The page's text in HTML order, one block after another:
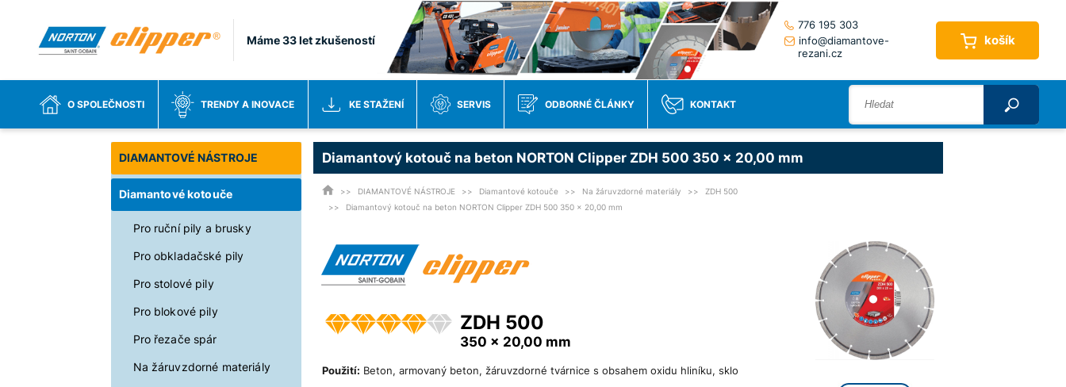
Máme 33 let zkušeností
776 195 303
info@diamantove-
rezani.cz
košík
O SPOLEČNOSTI TRENDY A INOVACE KE STAŽENÍ SERVIS ODBORNÉ ČLÁNKY KONTAKT
DIAMANTOVÉ NÁSTROJE
Diamantové kotouče
Pro ruční pily a brusky
Pro obkladačské pily
Pro stolové pily
Pro blokové pily
Pro řezače spár
Na žáruvzdorné materiály
Diamantový kotouč na beton NORTON Clipper ZDH 500 350 x 20,00 mm
DIAMANTOVÉ NÁSTROJE Diamantové kotouče Na žáruvzdorné materiály
ZDH 500
Diamantový kotouč na beton NORTON Clipper ZDH 500 350 x 20,00 mm
ZDH 500
350 x 20,00 mm
Použití: Beton, armovaný beton, žáruvzdorné tvárnice s obsahem oxidu hliníku, sklo